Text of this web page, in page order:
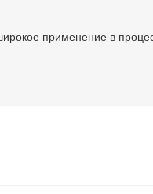
применение в